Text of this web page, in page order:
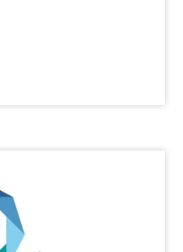
als Spitzenuniversität